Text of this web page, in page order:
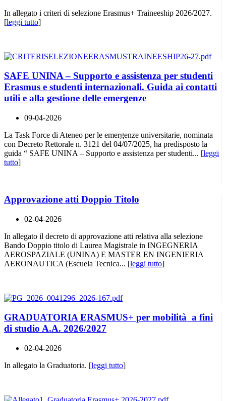
In allegato i criteri di selezione Erasmus+ Traineeship 2026/2027.
[leggi tutto]
SAFE UNINA – Supporto e assistenza per studenti
Erasmus e studenti internazionali. Guida ai contatti
utili e alla gestione delle emergenze
09-04-2026
La Task Force di Ateneo per le emergenze universitarie, nominata
con Decreto Rettorale n. 3121 del 04/07/2025, ha predisposto la
guida “ SAFE UNINA – Supporto e assistenza per studenti... [leggi
tutto]
Approvazione atti Doppio Titolo
02-04-2026
In allegato il decreto di approvazione atti relativa alla selezione
Bando Doppio titolo di Laurea Magistrale in INGEGNERIA
AEROSPAZIALE (UNINA) E MASTER EN INGENIERIA
AERONAUTICA (Escuela Tecnica... [leggi tutto]
GRADUATORIA ERASMUS+ per mobilità a fini
di studio A.A. 2026/2027
02-04-2026
In allegato la Graduatoria. [leggi tutto]